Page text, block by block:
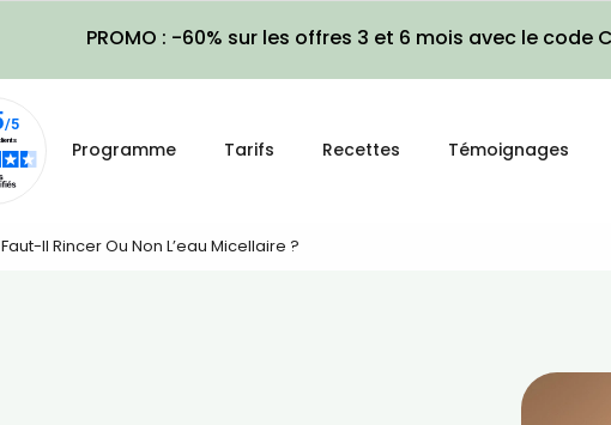
PROMO : -60% sur les offres 3 et 6 mois avec le code
Programme Tarifs Recettes Témoignages
Faut-Il Rincer Ou Non L’eau Micellaire ?